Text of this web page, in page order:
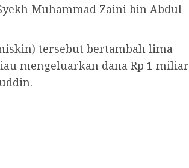
Muhammad Zaini bin Abdul
tersebut bertambah lima
mengeluarkan dana Rp 1 miliar